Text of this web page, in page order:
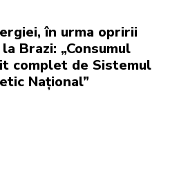
în urma opririi
Brazi: „Consumul
complet de Sistemul
Național”